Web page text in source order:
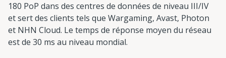
180 PoP dans des centres de données de niveau III/IV
et sert des clients tels que Wargaming, Avast, Photon
et NHN Cloud. Le temps de réponse moyen du réseau
est de 30 ms au niveau mondial.